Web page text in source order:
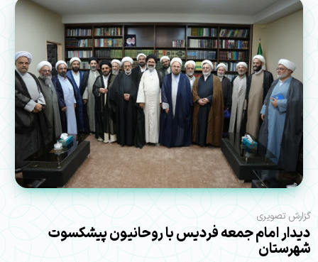
گزارش تصویری
دیدار امام جمعه فردیس با روحانیون پیشکسوت
شهرستان